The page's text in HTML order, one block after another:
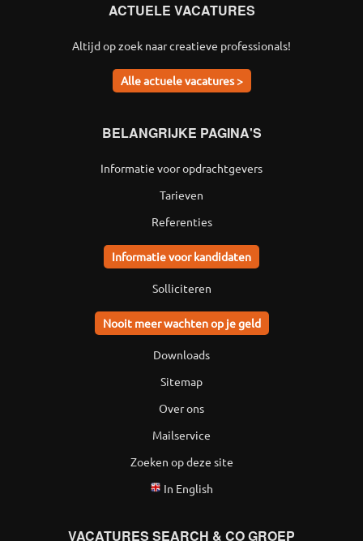
ACTUELE VACATURES
Altijd op zoek naar creatieve professionals!
Alle actuele vacatures >
BELANGRIJKE PAGINA'S
Informatie voor opdrachtgevers
Tarieven
Referenties
Informatie voor kandidaten
Solliciteren
Nooit meer wachten op je geld
Downloads
Sitemap
Over ons
Mailservice
Zoeken op deze site
In English
VACATURES SEARCH & CO GROEP